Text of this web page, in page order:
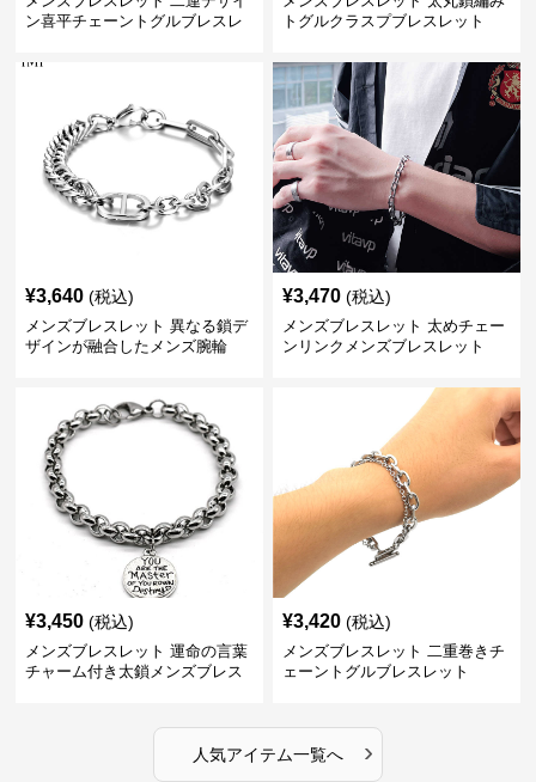
ン喜平チェーントグルブレスレ
トグルクラスプブレスレット
¥3,640 (税込)
メンズブレスレット 異なる鎖デ
ザインが融合したメンズ腕輪
¥3,470 (税込)
メンズブレスレット 太めチェー
ンリンクメンズブレスレット
¥3,450 (税込)
メンズブレスレット 運命の言葉
チャーム付き太鎖メンズブレス
¥3,420 (税込)
メンズブレスレット 二重巻きチ
ェーントグルブレスレット
人気アイテム一覧へ ›